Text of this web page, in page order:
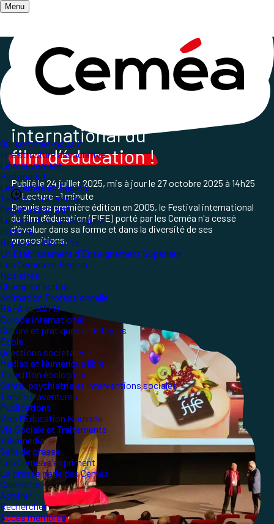
Menu
Qui sommes-nous ?
Une structure associative
Le mouvement
Partenariat
Les Ceméa en Région
Textes de référence
Projet associatif
Les grand.es pédagogues
Histoire
Rapports d'Activité
Un Etablissement d'Enseignement Supérieur
Les Ceméa en Région
Nos sites
Champs d'action
Animation Professionnelle
BAFA et BAFD
Europe international
Culture et pratiques artistiques
École
Questions sociétales
Médias et Numérique libre
Transition écologique
Santé, psychiatrie et interventions sociales
Terrain d'aventures
Publications
Vers l'Éducation Nouvelle
Vie Sociale et Traitements
Yakamedia
Salle de presse
Les Ceméa s'expriment
La presse parle des Ceméa
Calendrier
Adhérer
Rechercher
Accès membres
Accueil/ Qui sommes-nous ? / Le mouvement
Zoom sur les 20 ans du FIFE en 2024
international du
film d’éducation !
Publié le24 juillet 2025, mis à jour le27 octobre 2025 à 14h25
Lecture ~1 minute
Depuis sa première édition en 2005, le Festival international
du film d’éducation (FIFE) porté par les Ceméa n'a cessé
d'évoluer dans sa forme et dans la diversité de ses
propositions.